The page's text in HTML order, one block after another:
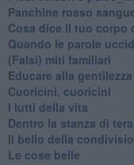
​Panchine rosso
​Cosa dice il tuo corpo
​Quando le parole
​(Falsi) miti familiari
​Educare alla gentilezza
​Cuoricini, cuoricini
I lutti della vita
​Dentro la stanza di
​Il bello della
Le cose belle